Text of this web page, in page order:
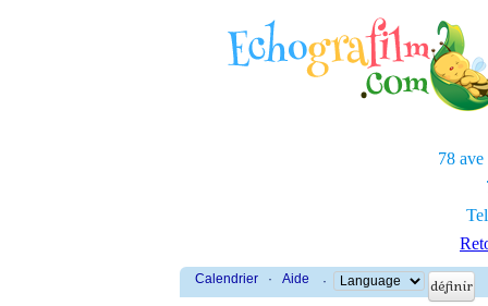
78 ave
Calendrier · Aide ·